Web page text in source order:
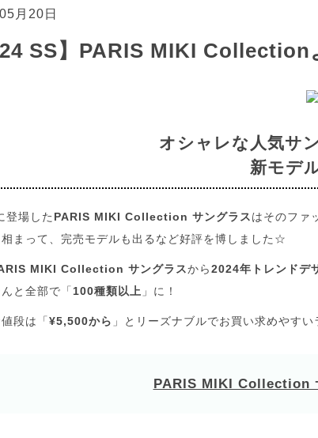
月20日
SS】PARIS MIKI Collection
オシャレな人気サ
新モデ
登場した PARIS MIKI Collection サングラスはそのファ
まって、完売モデルも出るなど好評を博しました☆
MIKI Collection サングラスから2024年トレンドデ
と全部で「 100種類以上 」に！
段は「¥5,500から 」とリーズナブルでお買い求めやす
PARIS MIKI Collection